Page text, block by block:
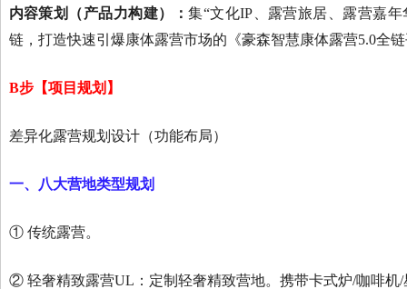
内容策划（产品力构建）：集“文化IP、露营旅居、露营嘉
链，打造快速引爆康体露营市场的《豪森智慧康体露营5.0全
B步【项目规划】
差异化露营规划设计（功能布局）
一、八大营地类型规划
① 传统露营。
② 轻奢精致露营UL：定制轻奢精致营地。携带卡式炉/咖啡机